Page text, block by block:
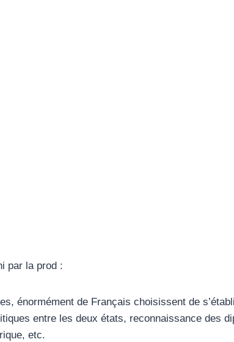
par la prod :
énormément de Français choisissent de
entre les deux états, reconnaissance des
etc.